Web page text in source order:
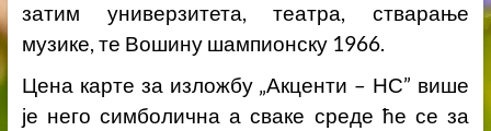
затим универзитета, театра, стварање
музике, те Вошину шампионску 1966.
Цена карте за изложбу „Акценти – НС” више
је него симболична а сваке среде ће се за